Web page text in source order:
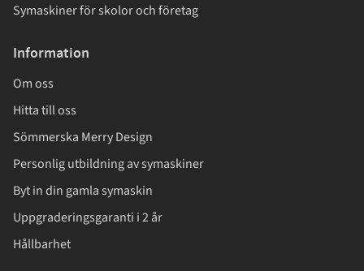
Symaskiner för skolor och företag
Information
Om oss
Hitta till oss
Sömmerska Merry Design
Personlig utbildning av symaskiner
Byt in din gamla symaskin
Uppgraderingsgaranti i 2 år
Hållbarhet